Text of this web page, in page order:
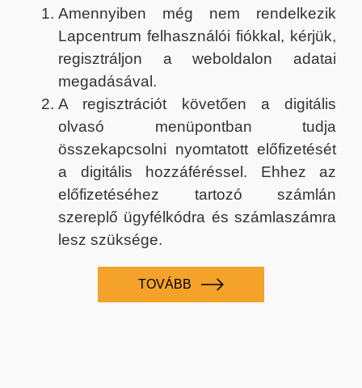
Amennyiben még nem rendelkezik
Lapcentrum felhasználói fiókkal, kérjük,
regisztráljon a weboldalon adatai
megadásával.
A regisztrációt követően a digitális
olvasó menüpontban tudja
összekapcsolni nyomtatott előfizetését
a digitális hozzáféréssel. Ehhez az
előfizetéséhez tartozó számlán
szereplő ügyfélkódra és számlaszámra
lesz szüksége.
TOVÁBB